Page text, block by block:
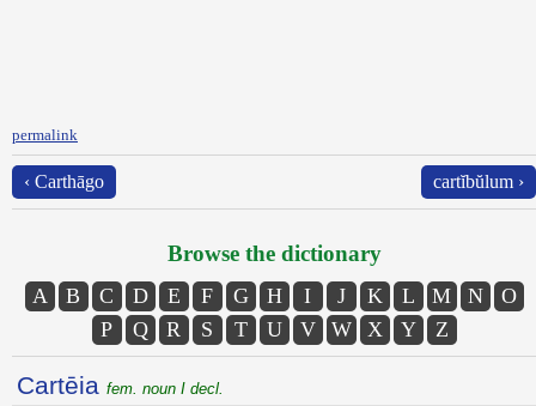
permalink
‹ Carthāgo cartĭbŭlum ›
Browse the dictionary
A B C D E F G H I J K L M N
O
P
Q R S T U V W X Y Z
Cartēia fem. noun I decl.